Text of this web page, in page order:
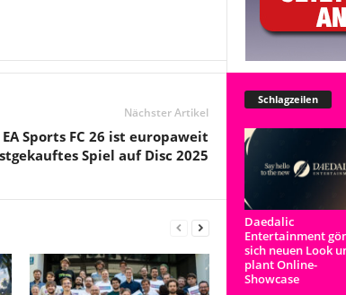
Nächster Artikel
EA Sports FC 26 ist europaweit
Spiel auf Disc 2025
Schlagzeilen
Daedalic
Entertainment
sich neuen Look
plant Online-
Showcase